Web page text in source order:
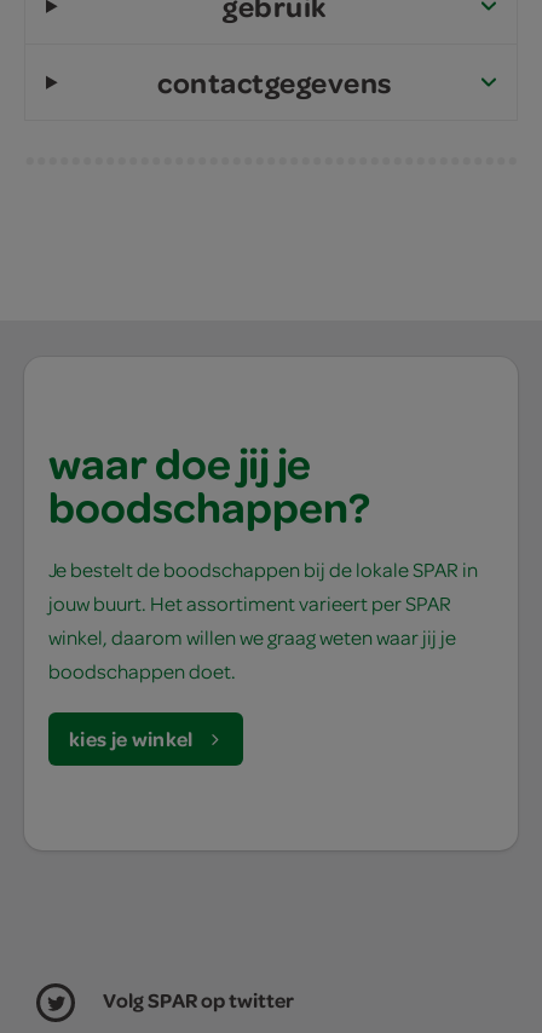
contactgegevens
waar doe jij je
boodschappen?
Je bestelt de boodschappen bij de lokale SPAR in
jouw buurt. Het assortiment varieert per SPAR
winkel, daarom willen we graag weten waar jij je
boodschappen doet.
kies je winkel
Volg SPAR op twitter